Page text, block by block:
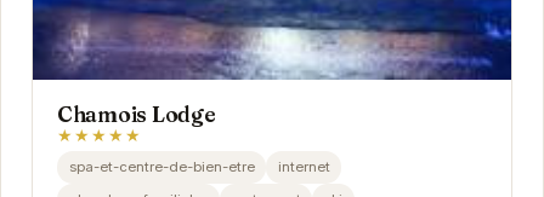
Chamois Lodge
★★★★★
spa-et-centre-de-bien-etre
internet